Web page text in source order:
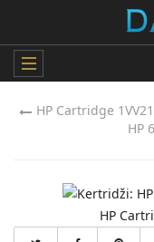
HP Cartridge
HP
HP